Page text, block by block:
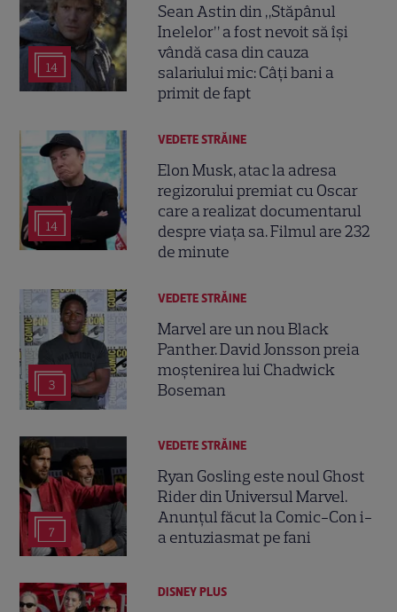
14
Sean Astin din „Stăpânul
Inelelor” a fost nevoit să își
vândă casa din cauza
salariului mic: Câți bani a
primit de fapt
14
VEDETE STRĂINE
Elon Musk, atac la adresa
regizorului premiat cu Oscar
care a realizat documentarul
despre viața sa. Filmul are 232
de minute
3
VEDETE STRĂINE
Marvel are un nou Black
Panther. David Jonsson preia
moștenirea lui Chadwick
Boseman
7
VEDETE STRĂINE
Ryan Gosling este noul Ghost
Rider din Universul Marvel.
Anunțul făcut la Comic-Con i-
a entuziasmat pe fani
DISNEY PLUS